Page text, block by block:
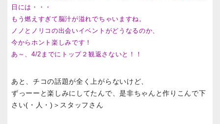
日には・・・
もう燃えすぎて脳汁が溢れでちゃいますね。
ノノとノリコの出会いイベントがどうなるのか、
今からホント楽しみです！
あ～、4/2までにトップ２観返さないと！！
あと、チコの話題が全く上がらないけど、
ずっーーと楽しみにしてたんで、是非ちゃんと作りこんで下
さい(・人・)＞スタッフさん